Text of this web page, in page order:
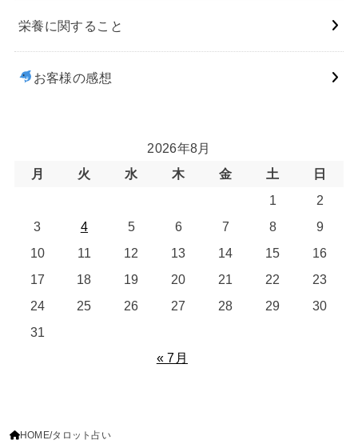
栄養に関すること
お客様の感想
2026年8月
月
火 水 木 金 土
日
1
2
3
4 5 6 7 8
9
10
11 12 13 14 15
16
17
18 19 20 21 22
23
24
25 26 27 28 29
30
31
« 7月
HOME タロット占い